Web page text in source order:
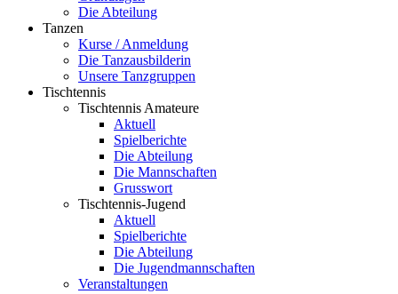
Die Abteilung
Tanzen
Kurse / Anmeldung
Die Tanzausbilderin
Unsere Tanzgruppen
Tischtennis
Tischtennis Amateure
Aktuell
Spielberichte
Die Abteilung
Die Mannschaften
Grusswort
Tischtennis-Jugend
Aktuell
Spielberichte
Die Abteilung
Die Jugendmannschaften
Veranstaltungen